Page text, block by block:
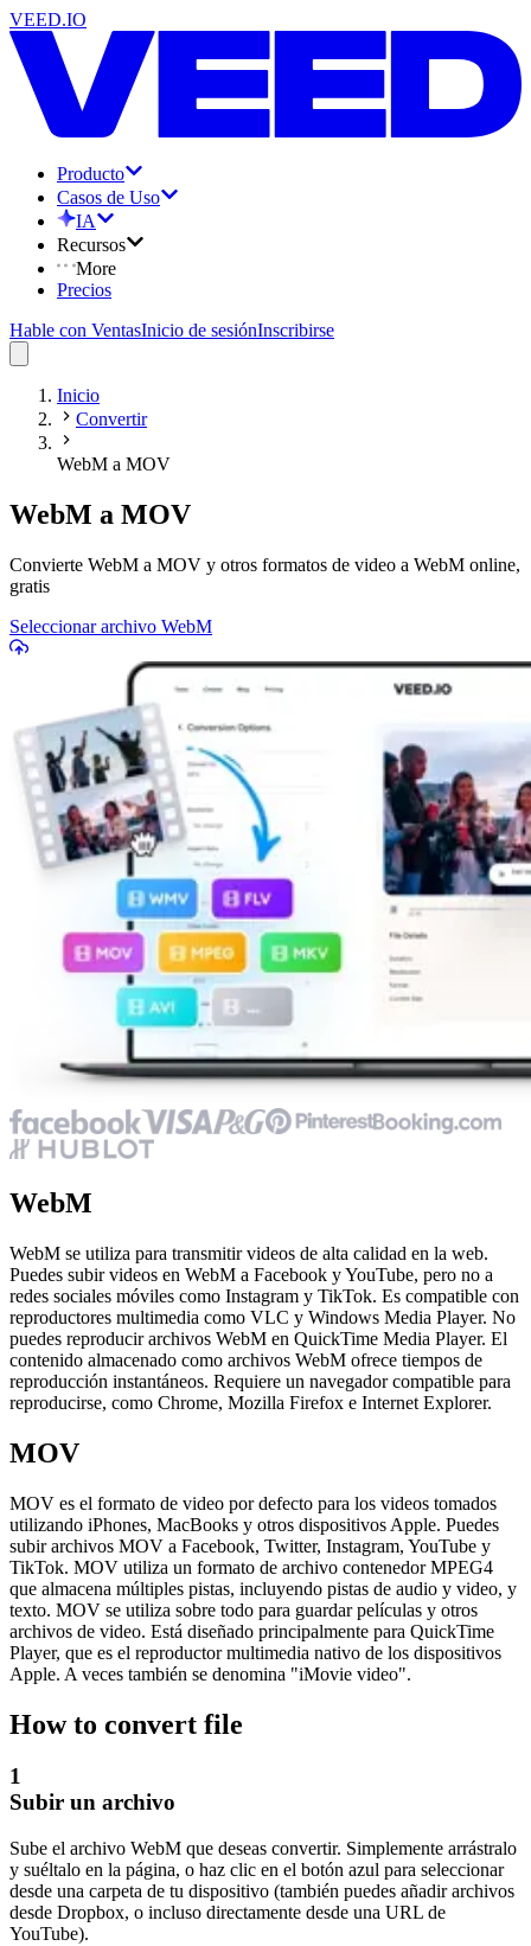
VEED.IO
Producto
Casos de Uso
IA
Recursos
More
Precios
Hable con VentasInicio de sesiónInscribirse
Inicio
Convertir
WebM a MOV
WebM a MOV
Convierte WebM a MOV y otros formatos de video a WebM online,
gratis
Seleccionar archivo WebM
WebM
WebM se utiliza para transmitir videos de alta calidad en la web.
Puedes subir videos en WebM a Facebook y YouTube, pero no a
redes sociales móviles como Instagram y TikTok. Es compatible con
reproductores multimedia como VLC y Windows Media Player. No
puedes reproducir archivos WebM en QuickTime Media Player. El
contenido almacenado como archivos WebM ofrece tiempos de
reproducción instantáneos. Requiere un navegador compatible para
reproducirse, como Chrome, Mozilla Firefox e Internet Explorer.
MOV
MOV es el formato de video por defecto para los videos tomados
utilizando iPhones, MacBooks y otros dispositivos Apple. Puedes
subir archivos MOV a Facebook, Twitter, Instagram, YouTube y
TikTok. MOV utiliza un formato de archivo contenedor MPEG4
que almacena múltiples pistas, incluyendo pistas de audio y video, y
texto. MOV se utiliza sobre todo para guardar películas y otros
archivos de video. Está diseñado principalmente para QuickTime
Player, que es el reproductor multimedia nativo de los dispositivos
Apple. A veces también se denomina "iMovie video".
How to convert file
1
Subir un archivo
Sube el archivo WebM que deseas convertir. Simplemente arrástralo
y suéltalo en la página, o haz clic en el botón azul para seleccionar
desde una carpeta de tu dispositivo (también puedes añadir archivos
desde Dropbox, o incluso directamente desde una URL de
YouTube).